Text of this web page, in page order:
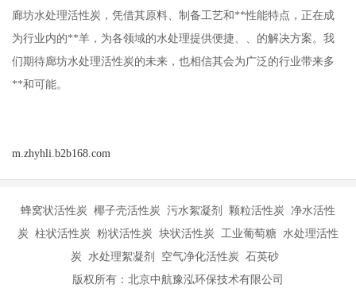
廊坊水处理活性炭，凭借其原料、制备工艺和**性能特点，正在成
为行业内的**羊，为各领域的水处理提供便捷、、的解决方案。我
们期待廊坊水处理活性炭的未来，也相信其会为广泛的行业带来多
**和可能。
m.zhyhli.b2b168.com
蜂窝状活性炭 椰子壳活性炭 污水絮凝剂 颗粒活性炭 净水活性
炭 柱状活性炭 粉状活性炭 块状活性炭 工业葡萄糖 水处理活性
炭 水处理絮凝剂 空气净化活性炭 石英砂
版权所有：北京中航豫泓环保技术有限公司